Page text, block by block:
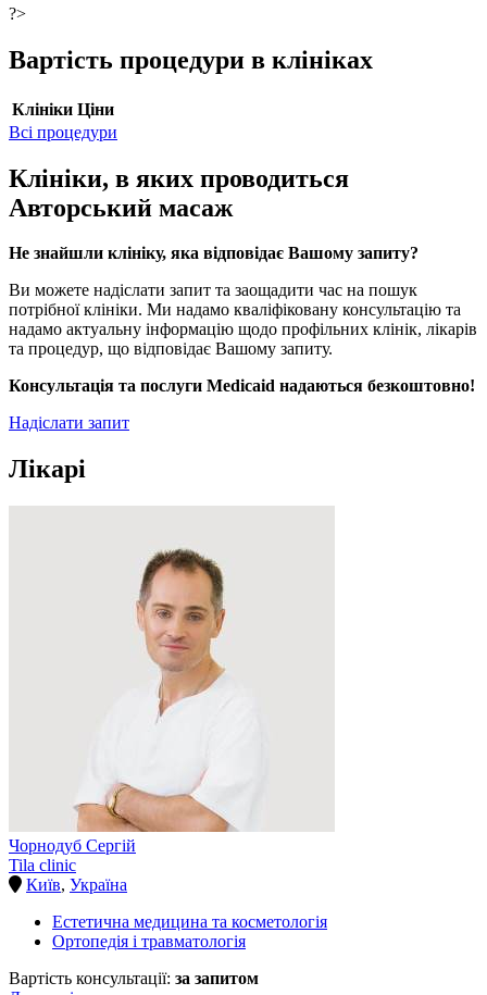
?>
Вартість процедури в клініках
Клініки Ціни
Всі процедури
Клініки, в яких проводиться
Авторський масаж
Не знайшли клініку, яка відповідає Вашому запиту?
Ви можете надіслати запит та заощадити час на пошук
потрібної клініки. Ми надамо кваліфіковану консультацію та
надамо актуальну інформацію щодо профільних клінік, лікарів
та процедур, що відповідає Вашому запиту.
Консультація та послуги Medicaid надаються безкоштовно!
Надіслати запит
Лікарі
Чорнодуб Сергій
Tila clinic
Київ, Україна
Естетична медицина та косметологія
Ортопедія і травматологія
Вартість консультації: за запитом